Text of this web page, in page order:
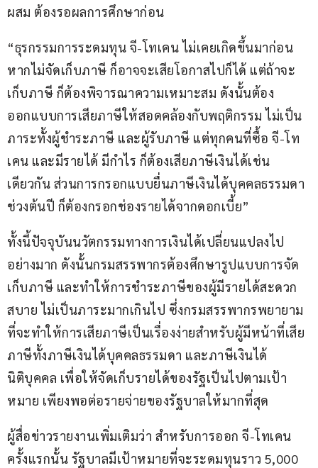
ผสม ต้องรอผลการศึกษาก่อน
“ธุรกรรมการระดมทุน จี-โทเคน ไม่เคยเกิดขึ้นมาก่อน
หากไม่จัดเก็บภาษี ก็อาจจะเสียโอกาสไปก็ได้ แต่ถ้าจะ
เก็บภาษี ก็ต้องพิจารณาความเหมาะสม ดังนั้นต้อง
ออกแบบการเสียภาษีให้สอดคล้องกับพฤติกรรม ไม่เป็น
ภาระทั้งผู้ชำระภาษี และผู้รับภาษี แต่ทุกคนที่ซื้อ จี-โท
เคน และมีรายได้ มีกำไร ก็ต้องเสียภาษีเงินได้เช่น
เดียวกัน ส่วนการกรอกแบบยื่นภาษีเงินได้บุคคลธรรมดา
ช่วงต้นปี ก็ต้องกรอกช่องรายได้จากดอกเบี้ย”
ทั้งนี้ปัจจุบันนวัตกรรมทางการเงินได้เปลี่ยนแปลงไป
อย่างมาก ดังนั้นกรมสรรพากรต้องศึกษารูปแบบการจัด
เก็บภาษี และทำให้การชำระภาษีของผู้มีรายได้สะดวก
สบาย ไม่เป็นภาระมากเกินไป ซึ่งกรมสรรพากรพยายาม
ที่จะทำให้การเสียภาษีเป็นเรื่องง่ายสำหรับผู้มีหน้าที่เสีย
ภาษีทั้งภาษีเงินได้บุคคลธรรมดา และภาษีเงินได้
นิติบุคคล เพื่อให้จัดเก็บรายได้ของรัฐเป็นไปตามเป้า
หมาย เพียงพอต่อรายจ่ายของรัฐบาลให้มากที่สุด
ผู้สื่อข่าวรายงานเพิ่มเติมว่า สำหรับการออก จี-โทเคน
ครั้งแรกนั้น รัฐบาลมีเป้าหมายที่จะระดมทุนราว 5,000